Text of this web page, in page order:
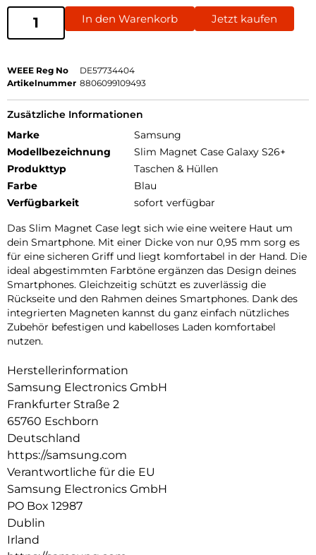
In den Warenkorb Jetzt kaufen
WEEE Reg No
DE57734404
Artikelnummer 8806099109493
Zusätzliche Informationen
Marke
Samsung
Modellbezeichnung
Slim Magnet Case Galaxy S26+
Produkttyp
Taschen & Hüllen
Farbe
Blau
Verfügbarkeit
sofort verfügbar
Das Slim Magnet Case legt sich wie eine weitere Haut um
dein Smartphone. Mit einer Dicke von nur 0,95 mm sorg es
für eine sicheren Griff und liegt komfortabel in der Hand. Die
ideal abgestimmten Farbtöne ergänzen das Design deines
Smartphones. Gleichzeitig schützt es zuverlässig die
Rückseite und den Rahmen deines Smartphones. Dank des
integrierten Magneten kannst du ganz einfach nützliches
Zubehör befestigen und kabelloses Laden komfortabel
nutzen.
Herstellerinformation
Samsung Electronics GmbH
Frankfurter Straße 2
65760 Eschborn
Deutschland
https://samsung.com
Verantwortliche für die EU
Samsung Electronics GmbH
PO Box 12987
Dublin
Irland